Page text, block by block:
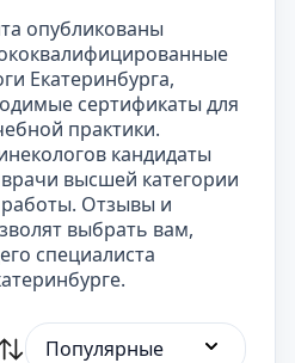
опубликованы
Екатеринбурга,
сертификаты для
практики.
кандидаты
высшей категории
Отзывы и
выбрать вам,
специалиста
Популярные